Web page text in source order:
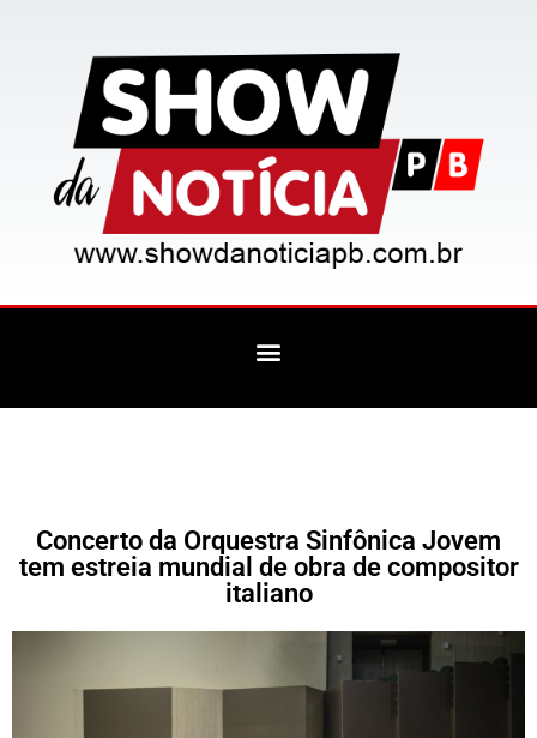
Concerto da Orquestra Sinfônica Jovem
tem estreia mundial de obra de compositor
italiano